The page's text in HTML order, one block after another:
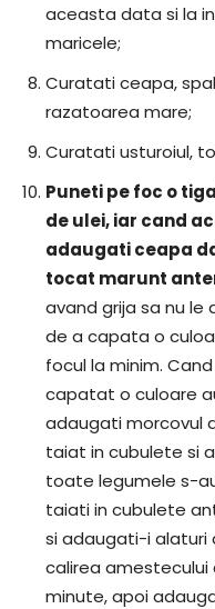
aceasta data si la
maricele;
Curatati ceapa,
razatoarea mare;
Curatati usturoiul,
Puneti pe foc o
de ulei, iar cand
adaugati ceapa
tocat marunt
avand grija sa nu
de a capata o
focul la minim.
capatat o culoare
adaugati morcovul
taiat in cubulete si
toate legumele s-
taiati in cubulete
si adaugati-i alaturi
calirea
minute, apoi